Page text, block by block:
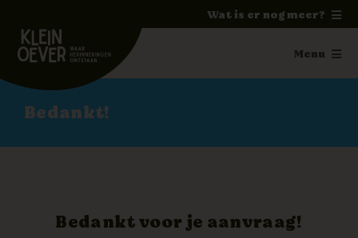
naar
inhoud
Wat is er nog meer?
Home
Trouwen
Menu
Ouders / Verzorgers
Bedankt!
Bedankt voor je aanvraag!